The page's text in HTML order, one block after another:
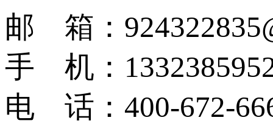
邮 箱：
手 机：
电 话：400-672-